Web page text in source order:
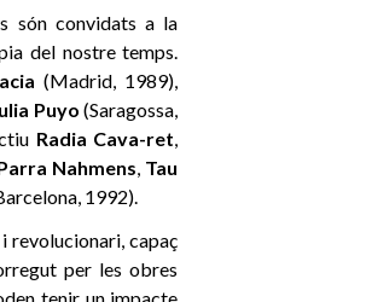
són convidats a la
del nostre temps.
(Madrid, 1989),
Puyo(Saragossa,
Radia Cava-ret,
Nahmens, Tau
1992).
revolucionari, capaç
per les obres